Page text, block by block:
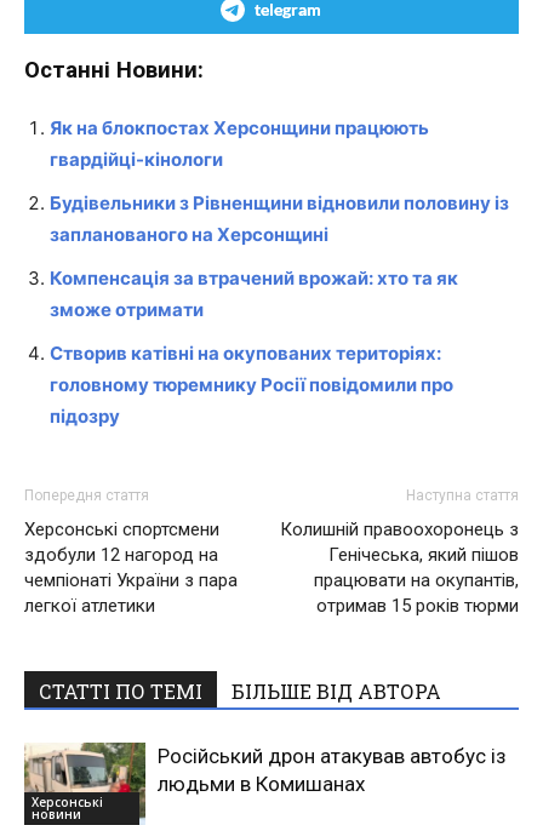
telegram
Останні Новини:
Як на блокпостах Херсонщини працюють
гвардійці-кінологи
Будівельники з Рівненщини відновили половину із
запланованого на Херсонщині
Компенсація за втрачений врожай: хто та як
зможе отримати
Створив катівні на окупованих територіях:
головному тюремнику Росії повідомили про
підозру
Попередня стаття
Херсонські спортсмени
здобули 12 нагород на
чемпіонаті України з пара
легкої атлетики
Наступна стаття
Колишній правоохоронець з
Генічеська, який пішов
працювати на окупантів,
отримав 15 років тюрми
СТАТТІ ПО ТЕМІ БІЛЬШЕ ВІД АВТОРА
Херсонські
новини
Російський дрон атакував автобус із
людьми в Комишанах